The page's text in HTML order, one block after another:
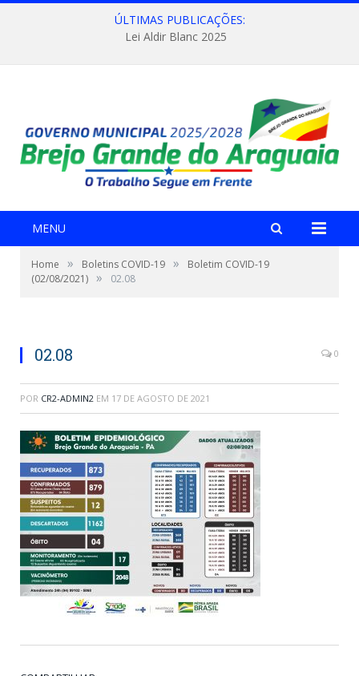
ÚLTIMAS PUBLICAÇÕES:
Lei Aldir Blanc 2025
MENU
Home » Boletins COVID-19 »
Boletim COVID-19
(02/08/2021) » 02.08
02.08 0
POR CR2-ADMIN2 EM 17 DE AGOSTO DE 2021